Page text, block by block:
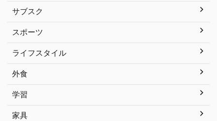
サブスク
スポーツ
ライフスタイル
外食
学習
家具